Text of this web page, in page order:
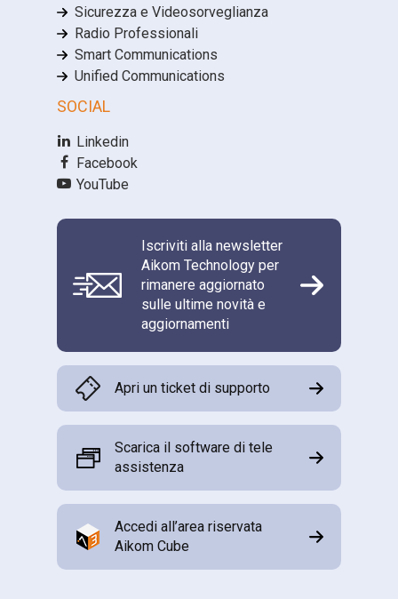
Sicurezza e Videosorveglianza
Radio Professionali
Smart Communications
Unified Communications
SOCIAL
Linkedin
Facebook
YouTube
Iscriviti alla newsletter
Aikom Technology per
rimanere aggiornato
sulle ultime novità e
aggiornamenti
Apri un ticket di supporto
Scarica il software di tele
assistenza
Accedi all’area riservata
Aikom Cube